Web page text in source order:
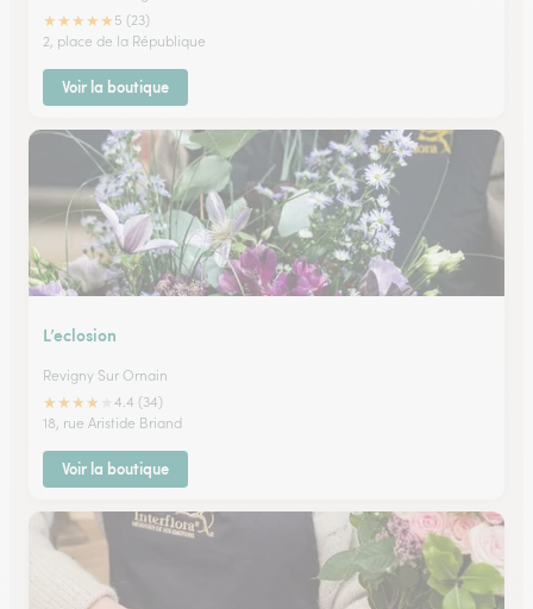
★★★★★ 5 (23)
2, place de la République
Voir la boutique
L’eclosion
Revigny Sur Ornain
★★★★
4.4 (34)
18, rue Aristide Briand
Voir la boutique